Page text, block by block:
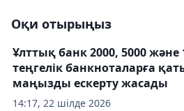
Оқи отырыңыз
14:17, 22 шілде 2026
Ұлттық банк 2000, 5000 және
теңгелік банкноталарға
маңызды ескерту жасады